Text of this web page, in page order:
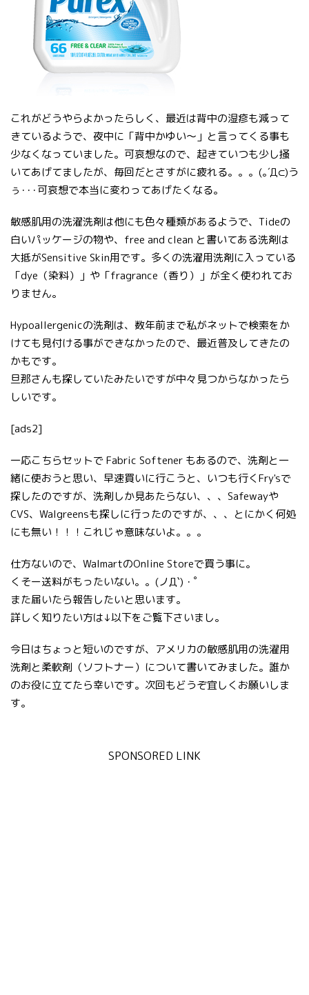
これがどうやらよかったらしく、最近は背中の湿疹も減って
きているようで、夜中に「背中かゆい〜」と言ってくる事も
少なくなっていました。可哀想なので、起きていつも少し掻
いてあげてましたが、毎回だとさすがに疲れる。。。(｡´Д⊂)う
ぅ･･･可哀想で本当に変わってあげたくなる。
敏感肌用の洗濯洗剤は他にも色々種類があるようで、Tideの
白いパッケージの物や、free and clean と書いてある洗剤は
大抵がSensitive Skin用です。多くの洗濯用洗剤に入っている
「dye（染料）」や「fragrance（香り）」が全く使われてお
りません。
Hypoallergenicの洗剤は、数年前まで私がネットで検索をか
けても見付ける事ができなかったので、最近普及してきたの
かもです。
旦那さんも探していたみたいですが中々見つからなかったら
しいです。
[ads2]
一応こちらセットで Fabric Softener もあるので、洗剤と一
緒に使おうと思い、早速買いに行こうと、いつも行くFry'sで
探したのですが、洗剤しか見あたらない、、、Safewayや
CVS、Walgreensも探しに行ったのですが、、、とにかく何処
にも無い！！！これじゃ意味ないよ。。。
仕方ないので、WalmartのOnline Storeで買う事に。
くそー送料がもったいない。。(ノД`)・゜
また届いたら報告したいと思います。
詳しく知りたい方は↓以下をご覧下さいまし。
今日はちょっと短いのですが、アメリカの敏感肌用の洗濯用
洗剤と柔軟剤（ソフトナー）について書いてみました。誰か
のお役に立てたら幸いです。次回もどうぞ宜しくお願いしま
す。
SPONSORED LINK